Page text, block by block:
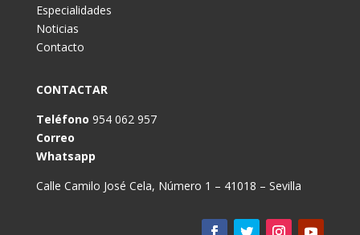
Especialidades
Noticias
Contacto
CONTACTAR
Teléfono 954 062 957
Correo
Whatsapp
Calle Camilo José Cela, Número 1 – 41018 – Sevilla